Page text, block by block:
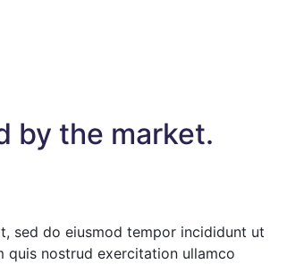
by the market.
sed do eiusmod tempor incididunt ut
quis nostrud exercitation ullamco